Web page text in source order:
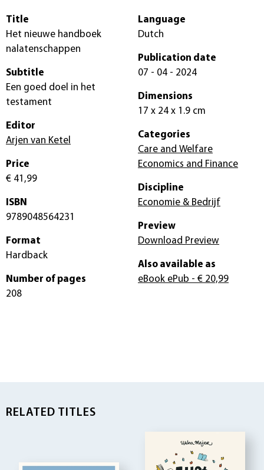
Title
Het nieuwe handboek
nalatenschappen
Subtitle
Een goed doel in het
testament
Editor
Arjen van Ketel
Price
€ 41,99
ISBN
9789048564231
Format
Hardback
Number of pages
208
Language
Dutch
Publication date
07 - 04 - 2024
Dimensions
17 x 24 x 1.9 cm
Categories
Care and Welfare
Economics and Finance
Discipline
Economie & Bedrijf
Preview
Download Preview
Also available as
eBook ePub - € 20,99
RELATED TITLES